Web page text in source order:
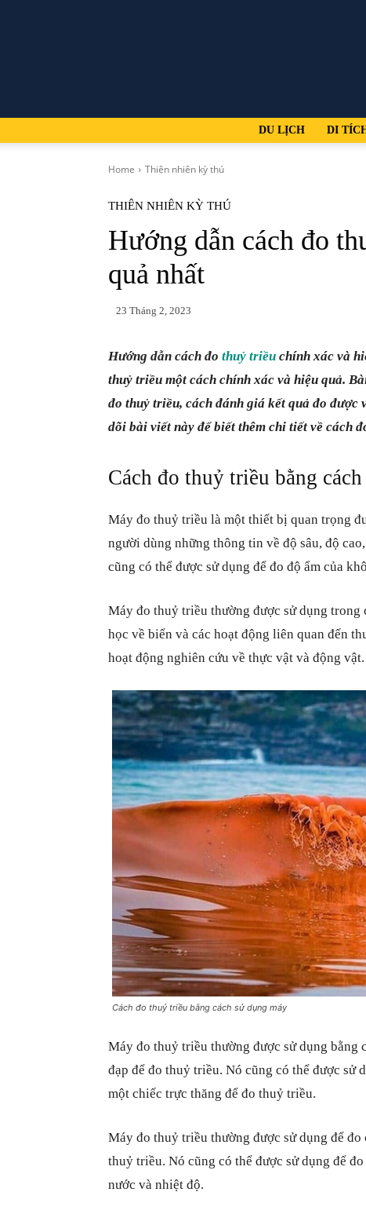
DU LỊCH DI
Home Thiên nhiên kỳ thú
THIÊN NHIÊN KỲ THÚ
Hướng dẫn cách đo
quả nhất
23 Tháng 2, 2023
Hướng dẫn cách đo thuỷ triều chính xác và
thuỷ triều một cách chính xác và hiệu quả.
đo thuỷ triều, cách đánh giá kết quả đo
dõi bài viết này để biết thêm chi tiết về cách
Cách đo thuỷ triều bằng
Máy đo thuỷ triều là một thiết bị quan trọng
người dùng những thông tin về độ sâu, độ
cũng có thể được sử dụng để đo độ ẩm của
Máy đo thuỷ triều thường được sử dụng
học về biển và các hoạt động liên quan đến
hoạt động nghiên cứu về thực vật và động vật.
Cách đo thuỷ triều bằng cách sử dụng máy
Máy đo thuỷ triều thường được sử dụng bằng
đạp để đo thuỷ triều. Nó cũng có thể được sử
một chiếc trực thăng để đo thuỷ triều.
Máy đo thuỷ triều thường được sử dụng để
thuỷ triều. Nó cũng có thể được sử dụng để
nước và nhiệt độ.